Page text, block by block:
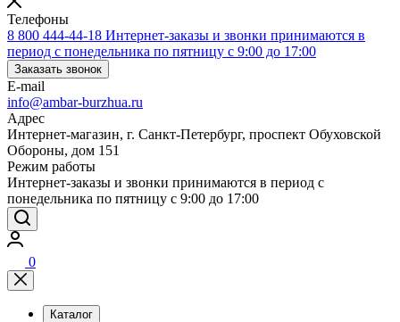
Телефоны
8 800 444-44-18 Интернет-заказы и звонки принимаются в
период с понедельника по пятницу с 9:00 до 17:00
Заказать звонок
E-mail
info@ambar-burzhua.ru
Адрес
Интернет-магазин, г. Санкт-Петербург, проспект Обуховской
Обороны, дом 151
Режим работы
Интернет-заказы и звонки принимаются в период с
понедельника по пятницу с 9:00 до 17:00
0
Каталог